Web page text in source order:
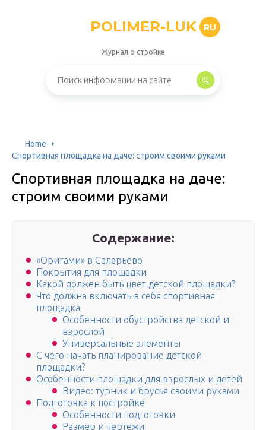
POLIMER-LUK RU
Журнал о стройке
Home
Спортивная площадка на даче: строим своими руками
Спортивная площадка на даче:
строим своими руками
Содержание:
«Оригами» в Саларьево
Покрытия для площадки
Какой должен быть цвет детской площадки?
Что должна включать в себя спортивная
площадка
Особенности обустройства детской и
взрослой
Универсальные элементы
С чего начать планирование детской
площадки?
Особенности площадки для взрослых и детей
Видео: турник и брусья своими руками
Подготовка к постройке
Особенности подготовки
Размер и чертежи